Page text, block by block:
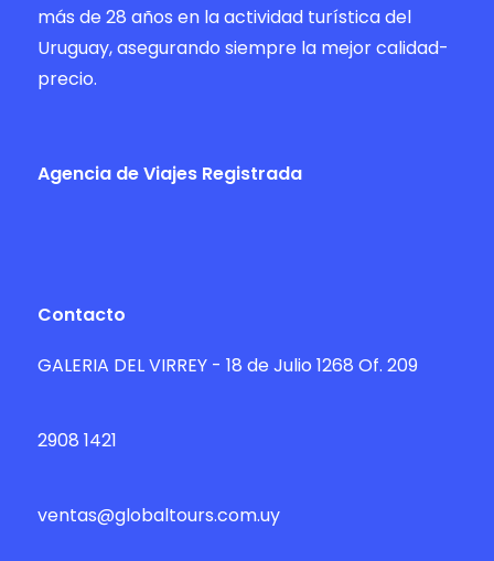
más de 28 años en la actividad turística del
Uruguay, asegurando siempre la mejor calidad-
precio.
Agencia de Viajes Registrada
Contacto
GALERIA DEL VIRREY - 18 de Julio 1268 Of. 209
2908 1421
ventas@globaltours.com.uy